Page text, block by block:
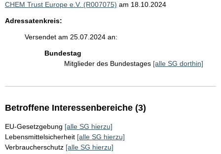
CHEM Trust Europe e.V. (R007075) am 18.10.2024
Adressatenkreis:
Versendet am 25.07.2024 an:
Bundestag
Mitglieder des Bundestages [alle SG dorthin]
Betroffene Interessenbereiche (3)
EU-Gesetzgebung [alle SG hierzu]
Lebensmittelsicherheit [alle SG hierzu]
Verbraucherschutz [alle SG hierzu]